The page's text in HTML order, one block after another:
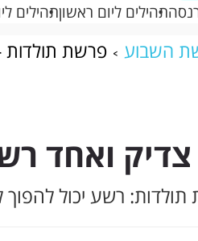
תהילים ליום ראשוןתהילים
השבוע
פרשת תולדות
ואחד
רשע יכול להפוך